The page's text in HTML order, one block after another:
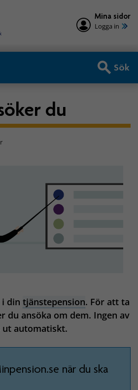
Mina sidor
Logga in
Sök
du
din tjänstepension. För att ta
du ansöka om dem. Ingen av
ut automatiskt.
när du ska